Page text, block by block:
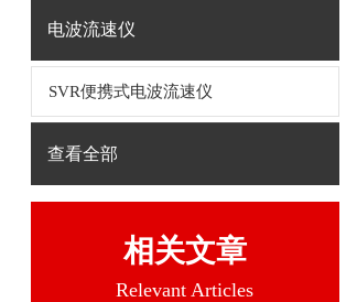
电波流速仪
SVR便携式电波流速仪
查看全部
相关文章
Relevant Articles